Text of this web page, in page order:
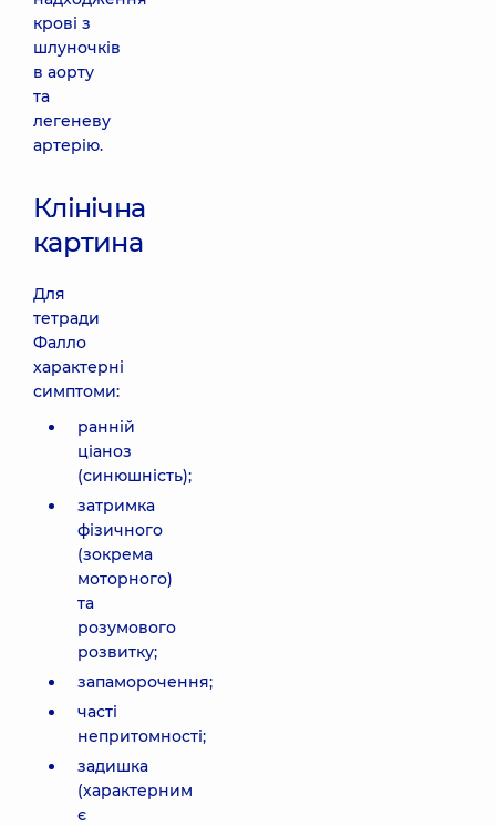
крові з
шлуночків
в аорту
та
легеневу
артерію.
Клінічна
картина
Для
тетради
Фалло
характерні
симптоми:
ранній
ціаноз
(синюшність);
затримка
фізичного
(зокрема
моторного)
та
розумового
розвитку;
запаморочення;
часті
непритомності;
задишка
(характерним
є